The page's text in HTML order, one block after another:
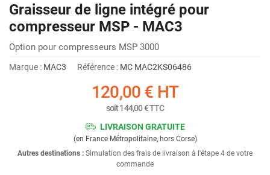
Graisseur de ligne intégré pour
compresseur MSP - MAC3
Option pour compresseurs MSP 3000
Marque : MAC3 Référence : MC MAC2KS06486
120,00 € HT
soit144,00 €TTC
LIVRAISON GRATUITE
(en France Métropolitaine, hors Corse)
Autres destinations : Simulation des frais de livraison à l'étape 4 de votre
commande